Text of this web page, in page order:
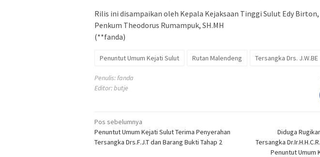
Rilis ini disampaikan oleh Kepala Kejaksaan Tinggi Sulut Edy Birton,
Penkum Theodorus Rumampuk, SH.MH
(**fanda)
Penuntut Umum Kejati Sulut Rutan Malendeng Tersangka Drs. J.W.BE
Penulis: fanda
Editor: butje
Navigasi
pos
Pos sebelumnya
Penuntut Umum Kejati Sulut Terima Penyerahan
Tersangka Drs.F.J.T dan Barang Bukti Tahap 2
Diduga
Tersangka
Penuntut Umum